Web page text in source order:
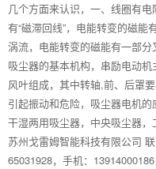
几个方面来认识，一、线圈有
有“磁滞回线”，电能转变的磁
涡流，电能转变的磁能有一部分
吸尘器的基本机构，串励电动
风叶组成，其中转轴,前、后罩
引起振动和危险，吸尘器电机的
干湿两用吸尘器，中央吸尘器，
苏州戈雷姆智能科技有限公司
65031928，手机：